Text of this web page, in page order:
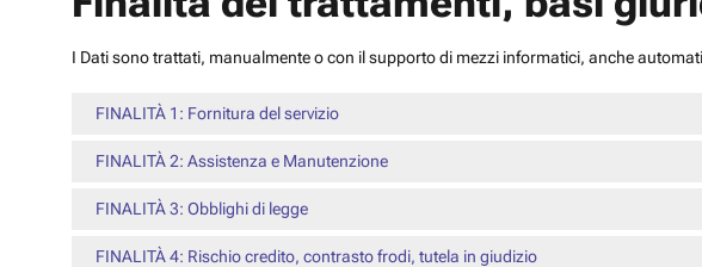
I Dati sono trattati, manualmente o con il supporto di mezzi informatici, anche
FINALITÀ 1: Fornitura del servizio
FINALITÀ 2: Assistenza e Manutenzione
FINALITÀ 3: Obblighi di legge
FINALITÀ 4: Rischio credito, contrasto frodi, tutela in giudizio